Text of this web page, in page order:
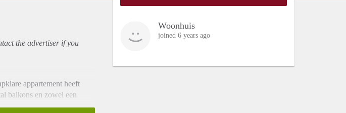
Woonhuis
joined 6 years ago
the advertiser if you
appartement heeft
balkons en zowel een